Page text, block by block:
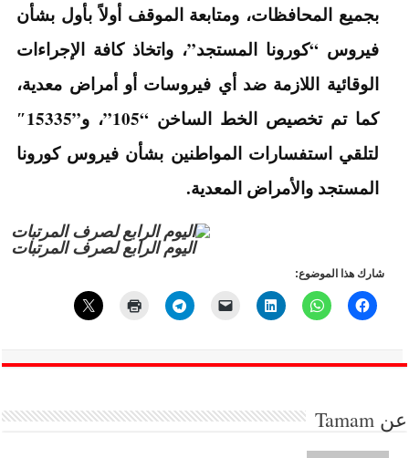
بجميع المحافظات، ومتابعة الموقف أولاً بأول بشأن
فيروس “كورونا المستجد”، واتخاذ كافة الإجراءات
الوقائية اللازمة ضد أي فيروسات أو أمراض معدية،
كما تم تخصيص الخط الساخن “105”، و”15335″
لتلقي استفسارات المواطنين بشأن فيروس كورونا
المستجد والأمراض المعدية.
اليوم الرابع لصرف المرتبات
شارك هذا الموضوع:
عنTamam